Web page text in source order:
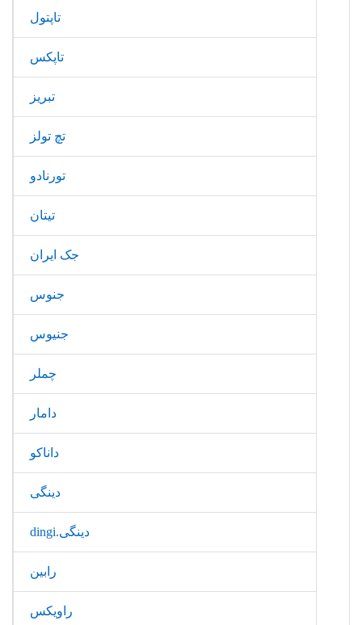
تاپتول
تاپکس
تبریز
تچ تولز
تورنادو
تیتان
جک ایران
جنوس
جنیوس
چملر
دامار
داناکو
دینگی
دینگی.dingi
رابین
راویکس